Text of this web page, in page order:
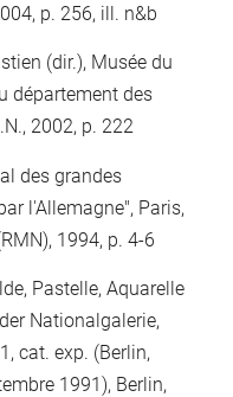
p. 256, ill. n&b
(dir.), Musée du
département des
2002, p. 222
des grandes
l'Allemagne", Paris,
1994, p. 4-6
Pastelle, Aquarelle
Nationalgalerie,
cat. exp. (Berlin,
1991), Berlin,